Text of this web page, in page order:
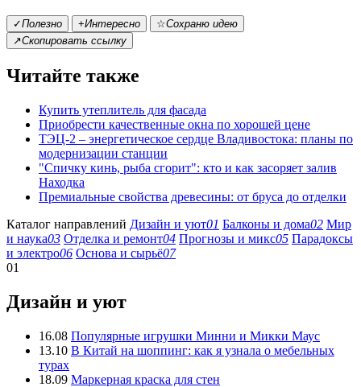
✓Полезно +Интересно ☆Сохраню идею
↗Скопировать ссылку
Читайте также
Купить утеплитель для фасада
Приобрести качественные окна по хорошей цене
ТЭЦ-2 – энергетическое сердце Владивостока: планы по
модернизации станции
"Спичку кинь, рыба сгорит": кто и как засоряет залив
Находка
Премиальные свойства древесины: от бруса до отделки
Каталог направлений Дизайн и уют01 Балконы и дома02 Мир
и наука03 Отделка и ремонт04 Прогнозы и микс05 Парадоксы
и электро06 Основа и сырьё07
01
Дизайн и уют
16.08 Популярные игрушки Минни и Микки Маус
13.10 В Китай на шоппинг: как я узнала о мебельных
турах
18.09 Маркерная краска для стен